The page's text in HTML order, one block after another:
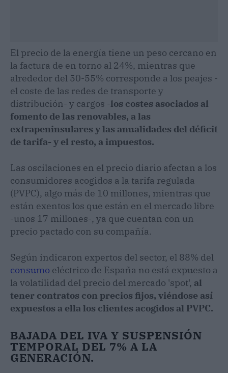
El precio de la energía tiene un peso cercano en
la factura de en torno al 24%, mientras que
alrededor del 50-55% corresponde a los peajes -
el coste de las redes de transporte y
distribución- y cargos -los costes asociados al
fomento de las renovables, a las
extrapeninsulares y las anualidades del déficit
de tarifa- y el resto, a impuestos.
Las oscilaciones en el precio diario afectan a los
consumidores acogidos a la tarifa regulada
(PVPC), algo más de 10 millones, mientras que
están exentos los que están en el mercado libre
-unos 17 millones-, ya que cuentan con un
precio pactado con su compañía.
Según indicaron expertos del sector, el 88% del
consumo eléctrico de España no está expuesto a
la volatilidad del precio del mercado 'spot', al
tener contratos con precios fijos, viéndose así
expuestos a ella los clientes acogidos al PVPC.
BAJADA DEL IVA Y SUSPENSIÓN
TEMPORAL DEL 7% A LA
GENERACIÓN.